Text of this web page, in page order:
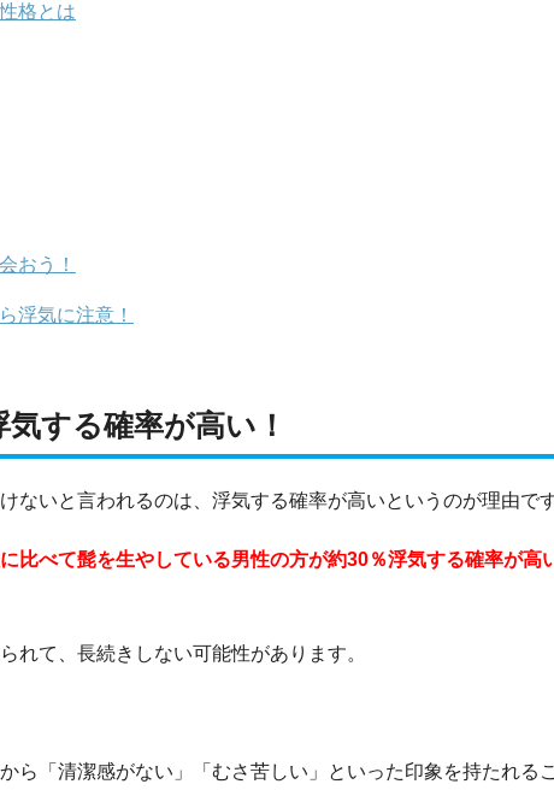
格とは
おう！
浮気に注意！
する確率が高い！
ないと言われるのは、浮気する確率が高いというのが理由です
比べて髭を生やしている男性の方が約30％浮気する確率が高
れて、長続きしない可能性があります。
ら「清潔感がない」「むさ苦しい」といった印象を持たれる